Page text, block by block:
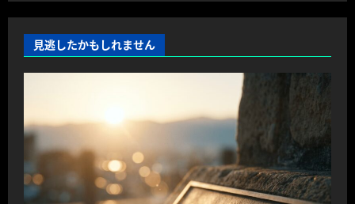
見逃したかもしれません